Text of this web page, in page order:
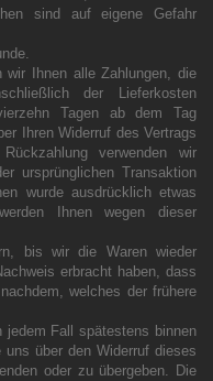
sind auf eigene Gefahr
wir Ihnen alle Zahlungen, die
der Lieferkosten
Tagen ab dem Tag
Ihren Widerruf des Vertrags
verwenden wir
ursprünglichen Transaktion
wurde ausdrücklich etwas
Ihnen wegen dieser
bis wir die Waren wieder
erbracht haben, dass
welches der frühere
jedem Fall spätestens binnen
über den Widerruf dieses
oder zu übergeben. Die